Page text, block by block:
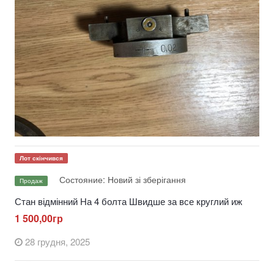
Лот скінчився
Продаж Состояние: Новий зі зберігання
Стан відмінний На 4 болта Швидше за все круглий иж
1 500,00гр
28 грудня, 2025